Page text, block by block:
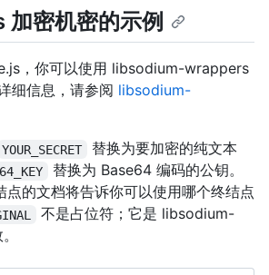
密机密的示例
，你可以使用 libsodium-wrappers
细信息，请参阅 libsodium-
YOUR_SECRET
替换为要加密的纯文本
替换为 Base64 编码的公钥。
点的文档将告诉你可以使用哪个终结点
不是占位符；它是 libsodium-